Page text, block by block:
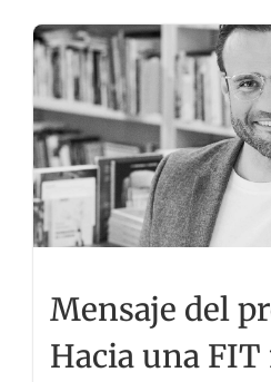
Mensaje del
Hacia una FIT